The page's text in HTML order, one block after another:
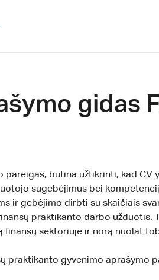
gidas
pareigas, būtina užtikrinti, kad CV
sugebėjimus bei
ir gebėjimo dirbti su skaičiais
praktikanto darbo užduotis.
finansų sektoriuje ir norą nuolat
praktikanto gyvenimo aprašymo